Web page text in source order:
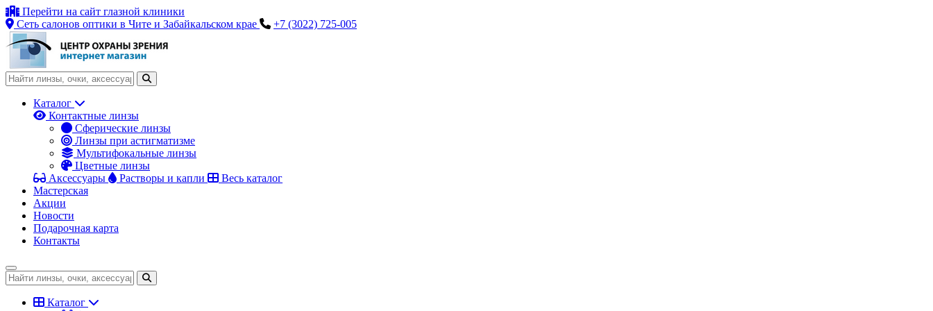
Перейти на сайт глазной клиники
Сеть салонов оптики в Чите и Забайкальском крае
+7 (3022) 725-005
Каталог
Контактные линзы
Сферические линзы
Линзы при астигматизме
Мультифокальные линзы
Цветные линзы
Аксессуары
Растворы и капли
Весь каталог
Мастерская
Акции
Новости
Подарочная карта
Контакты
Каталог